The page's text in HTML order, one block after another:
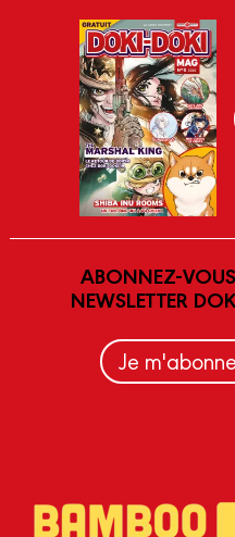
ABONNEZ-
NEWSLETTER
Je